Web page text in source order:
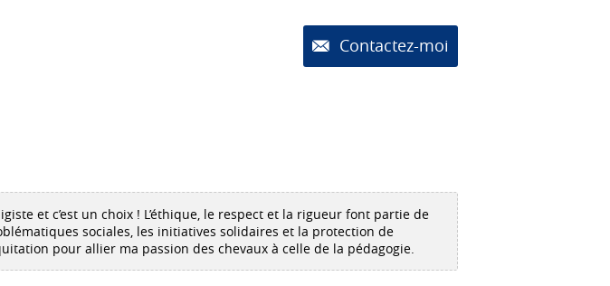
Contactez-moi
et c’est un choix ! L’éthique, le respect et la rigueur font partie de
sociales, les initiatives solidaires et la protection de
pour allier ma passion des chevaux à celle de la pédagogie.